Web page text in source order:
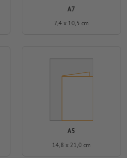
A7
7,4 x 10,5 cm
A5
14,8 x 21,0 cm